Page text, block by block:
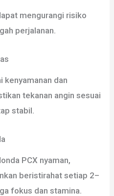
mengurangi risiko
perjalanan.
kenyamanan dan
tekanan angin sesuai
stabil.
PCX nyaman,
beristirahat setiap 2–
fokus dan stamina.